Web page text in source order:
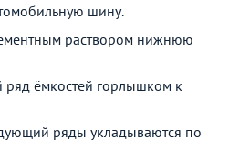
шину.
раствором нижнюю
ряд ёмкостей горлышком к
ряды укладываются по